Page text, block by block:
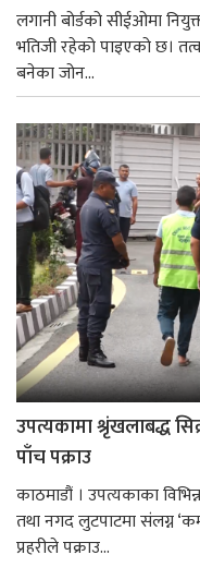
लगानी बोर्डको सीईओमा
भतिजी रहेको पाइएको छ।
बनेका जोन...
उपत्यकामा श्रृंखलाबद्ध
पाँच पक्राउ
काठमाडौं । उपत्यकाका
तथा नगद लुटपाटमा संलग्न
प्रहरीले पक्राउ...